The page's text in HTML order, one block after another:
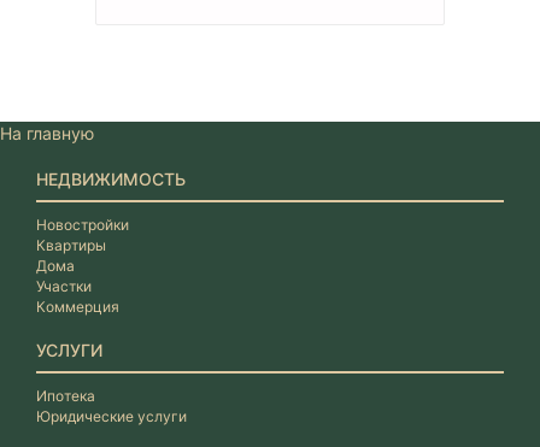
На главную
НЕДВИЖИМОСТЬ
Новостройки
Квартиры
Дома
Участки
Коммерция
УСЛУГИ
Ипотека
Юридические услуги